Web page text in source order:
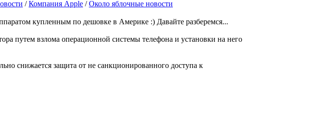
/Компания Apple /Около яблочные новости
купленным по дешовке в Америке :) Давайте разберемся...
путем взлома операционной системы телефона и установки на него
снижается защита от не санкционированного доступа к